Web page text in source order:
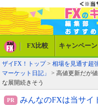
FX比較 キャンペーン
ザイFX！トップ> 相場を見通す超
マーケット日記」
> 高値更新だが
な展開続きそう
みんなのFXは当サイ